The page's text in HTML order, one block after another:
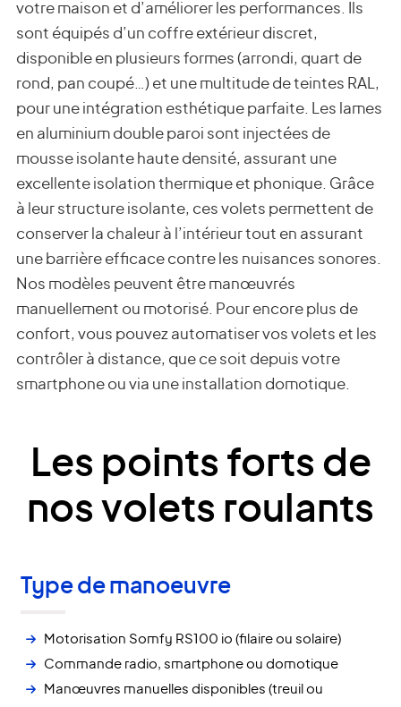
votre maison et d’améliorer les performances. Ils
sont équipés d’un coffre extérieur discret,
disponible en plusieurs formes (arrondi, quart de
rond, pan coupé…) et une multitude de teintes RAL,
pour une intégration esthétique parfaite. Les lames
en aluminium double paroi sont injectées de
mousse isolante haute densité, assurant une
excellente isolation thermique et phonique. Grâce
à leur structure isolante, ces volets permettent de
conserver la chaleur à l’intérieur tout en assurant
une barrière efficace contre les nuisances sonores.
Nos modèles peuvent être manœuvrés
manuellement ou motorisé. Pour encore plus de
confort, vous pouvez automatiser vos volets et les
contrôler à distance, que ce soit depuis votre
smartphone ou via une installation domotique.
Les points forts de
nos volets roulants
Type de manoeuvre
Motorisation Somfy RS100 io (filaire ou solaire)
Commande radio, smartphone ou domotique
Manœuvres manuelles disponibles (treuil ou